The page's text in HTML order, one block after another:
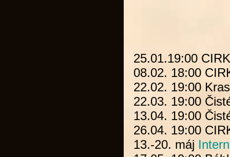
25.01.19:00
08.02. 18:00
22.02. 19:00
22.03. 19:00
13.04. 19:00
26.04. 19:00
13.-20. máj